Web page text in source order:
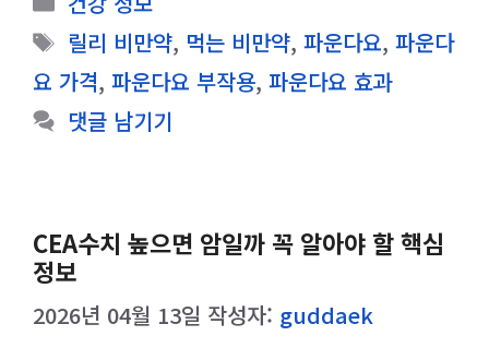
테
고
리
태
그
릴리 비만약, 먹는 비만약, 파운다요, 파운다
요 가격, 파운다요 부작용, 파운다요 효과
댓글 남기기
CEA수치 높으면 암일까 꼭 알아야 할 핵심
정보
2026년 04월 13일 작성자: guddaek